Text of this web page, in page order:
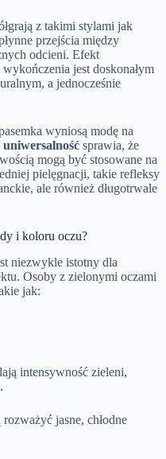
z takimi stylami jak
przejścia między
odcieni. Efekt
jest doskonałym
a jednocześnie
wyniosą modę na
uniwersalność sprawia, że
mogą być stosowane na
pielęgnacji, takie refleksy
ale również długotrwale
i koloru oczu?
niezwykle istotny dla
Osoby z zielonymi oczami
jak:
intensywność zieleni,
jasne, chłodne